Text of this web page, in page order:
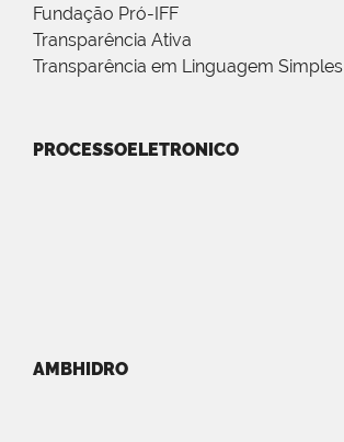
Fundação Pró-IFF
Transparência Ativa
Transparência em Linguagem Simples
PROCESSOELETRONICO
AMBHIDRO